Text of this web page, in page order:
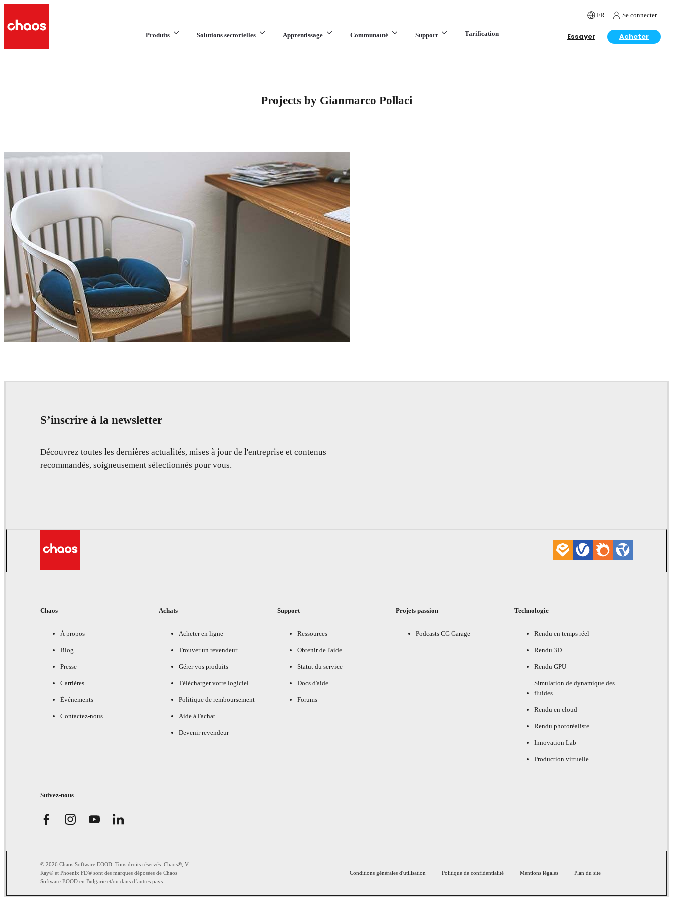
FR Se connecter
Produits Solutions sectorielles Apprentissage Communauté Support Tarification Essayer Acheter
Projects by Gianmarco Pollaci
S’inscrire à la newsletter
Découvrez toutes les dernières actualités, mises à jour de l'entreprise et contenus
recommandés, soigneusement sélectionnés pour vous.
Chaos
À propos
Blog
Presse
Carrières
Événements
Contactez-nous
Achats
Acheter en ligne
Trouver un revendeur
Gérer vos produits
Télécharger votre logiciel
Politique de remboursement
Aide à l'achat
Devenir revendeur
Support
Ressources
Obtenir de l'aide
Statut du service
Docs d'aide
Forums
Projets passion
Podcasts CG Garage
Technologie
Rendu en temps réel
Rendu 3D
Rendu GPU
Simulation de dynamique des
fluides
Rendu en cloud
Rendu photoréaliste
Innovation Lab
Production virtuelle
Suivez-nous
© 2026 Chaos Software EOOD. Tous droits réservés. Chaos®, V-
Ray® et Phoenix FD® sont des marques déposées de Chaos
Software EOOD en Bulgarie et/ou dans d’autres pays.
Conditions générales d'utilisation Politique de confidentialité Mentions légales Plan du site